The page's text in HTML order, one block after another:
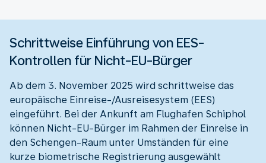
Schrittweise Einführung von EES-
Kontrollen für Nicht-EU-Bürger
Ab dem 3. November 2025 wird schrittweise das
europäische Einreise-/Ausreisesystem (EES)
eingeführt. Bei der Ankunft am Flughafen Schiphol
können Nicht-EU-Bürger im Rahmen der Einreise in
den Schengen-Raum unter Umständen für eine
kurze biometrische Registrierung ausgewählt